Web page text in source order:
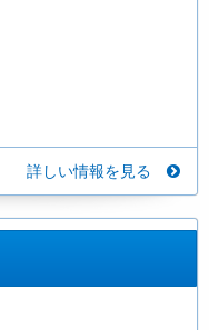
詳しい情報を見る